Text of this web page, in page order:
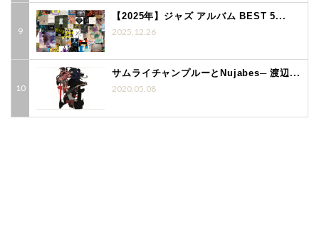
【2025年】ジャズ アルバム BEST 5...
2025.12.26
サムライチャンプルーとNujabes─ 渡辺...
2020.05.08